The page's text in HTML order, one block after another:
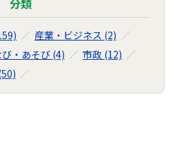
分類
産業・ビジネス (2)
び・あそび (4)
市政 (12)